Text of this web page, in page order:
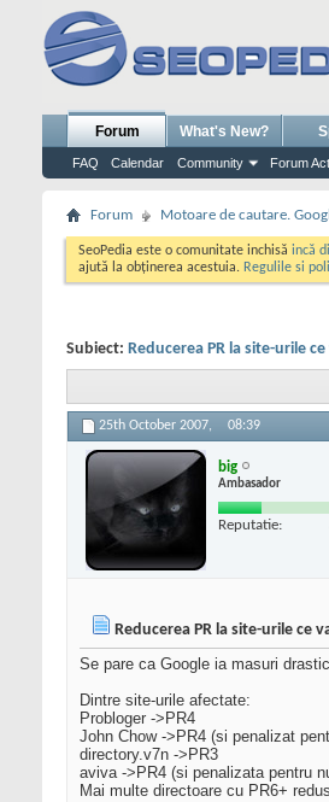
Forum
FAQ Calendar Community Forum
What's New?
Forum Motoare de cautare.
SeoPedia este o comunitate inchisă incă
ajută la obținerea acestuia. Regulile si
Subiect: Reducerea PR la site-urile
25th October 2007, 08:39
big
Ambasador
Reputatie:
Reducerea PR la site-urile ce
Se pare ca Google ia masuri
Dintre site-urile afectate:
Probloger ->PR4
John Chow ->PR4 (si penalizat
directory.v7n ->PR3
aviva ->PR4 (si penalizata pentru
Mai multe directoare cu PR6+